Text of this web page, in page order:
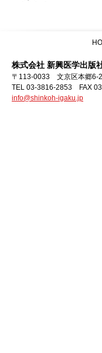
株式会社 新興医学出版
〒113-0033 文京区本郷6-
TEL 03-3816-2853 FAX
info@shinkoh-igaku.jp